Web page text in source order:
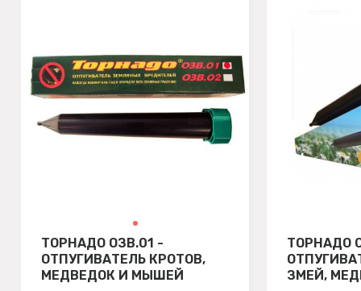
ТОРНАДО ОЗВ.01 -
ОТПУГИВАТЕЛЬ КРОТОВ,
МЕДВЕДОК И МЫШЕЙ
ТОРНАДО
ЗМЕЙ,